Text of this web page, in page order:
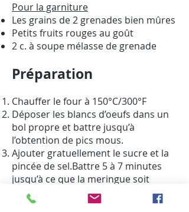
Pour la garniture
Les grains de 2 grenades bien mûres
Petits fruits rouges au goût
2 c. à soupe mélasse de grenade
Préparation
Chauffer le four à 150°C/300°F
Déposer les blancs d’oeufs dans un
bol propre et battre jusqu’à
l’obtention de pics mous.
Ajouter gratuellement le sucre et la
pincée de sel.Battre 5 à 7 minutes
jusqu’à ce que la meringue soit
onctueuse et que les grains de sucre
se soient dissous.